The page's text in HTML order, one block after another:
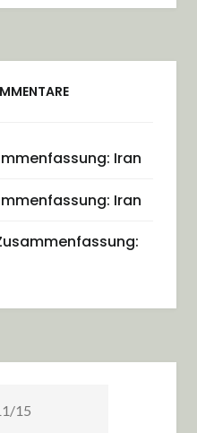
Iran
Iran
15